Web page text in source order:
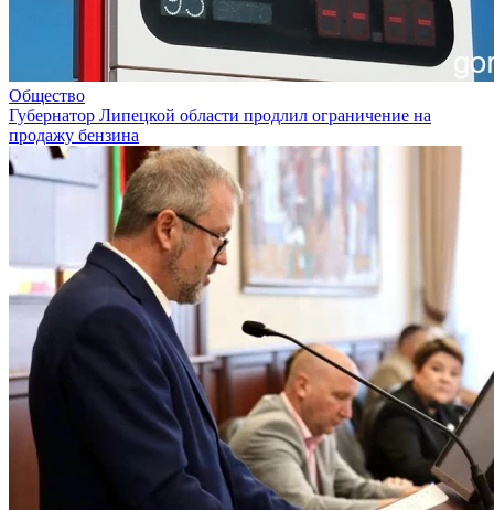
Общество
Губернатор Липецкой области продлил ограничение на
продажу бензина